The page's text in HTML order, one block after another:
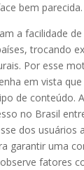
bem parecida.
a facilidade
trocando
Por esse
em vista que
de conteúdo.
no Brasil
dos usuários
garantir uma
fatores